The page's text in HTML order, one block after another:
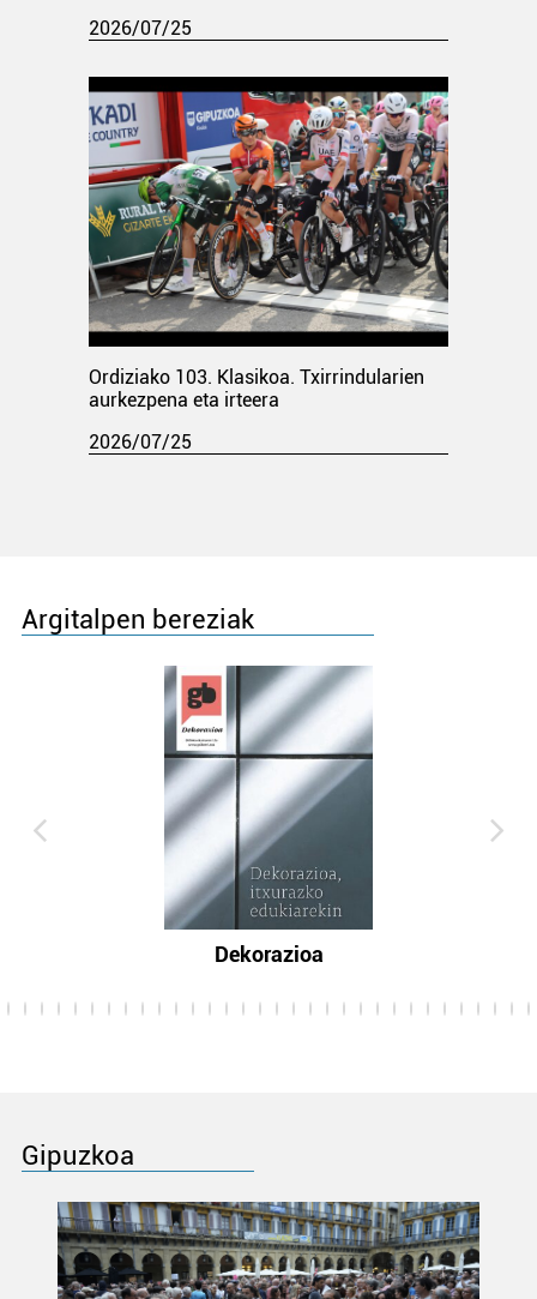
2026/07/25
Ordiziako 103. Klasikoa. Txirrindularien
aurkezpena eta irteera
2026/07/25
Argitalpen bereziak
Dekorazioa
Gipuzkoa